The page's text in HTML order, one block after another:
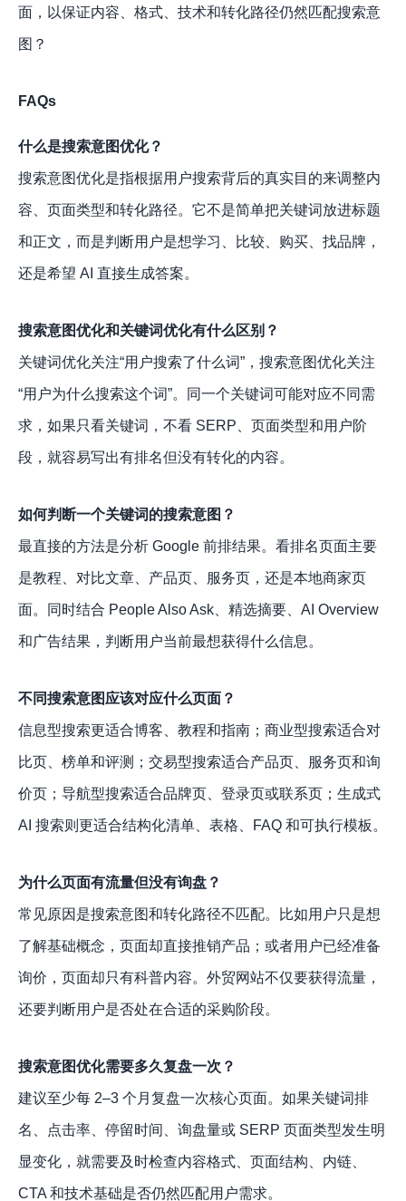
面，以保证内容、格式、技术和转化路径仍然匹配搜索意
图？
FAQs
什么是搜索意图优化？
搜索意图优化是指根据用户搜索背后的真实目的来调整内
容、页面类型和转化路径。它不是简单把关键词放进标题
和正文，而是判断用户是想学习、比较、购买、找品牌，
还是希望 AI 直接生成答案。
搜索意图优化和关键词优化有什么区别？
关键词优化关注“用户搜索了什么词”，搜索意图优化关注
“用户为什么搜索这个词”。同一个关键词可能对应不同需
求，如果只看关键词，不看 SERP、页面类型和用户阶
段，就容易写出有排名但没有转化的内容。
如何判断一个关键词的搜索意图？
最直接的方法是分析 Google 前排结果。看排名页面主要
是教程、对比文章、产品页、服务页，还是本地商家页
面。同时结合 People Also Ask、精选摘要、AI Overview
和广告结果，判断用户当前最想获得什么信息。
不同搜索意图应该对应什么页面？
信息型搜索更适合博客、教程和指南；商业型搜索适合对
比页、榜单和评测；交易型搜索适合产品页、服务页和询
价页；导航型搜索适合品牌页、登录页或联系页；生成式
AI 搜索则更适合结构化清单、表格、FAQ 和可执行模板。
为什么页面有流量但没有询盘？
常见原因是搜索意图和转化路径不匹配。比如用户只是想
了解基础概念，页面却直接推销产品；或者用户已经准备
询价，页面却只有科普内容。外贸网站不仅要获得流量，
还要判断用户是否处在合适的采购阶段。
搜索意图优化需要多久复盘一次？
建议至少每 2–3 个月复盘一次核心页面。如果关键词排
名、点击率、停留时间、询盘量或 SERP 页面类型发生明
显变化，就需要及时检查内容格式、页面结构、内链、
CTA 和技术基础是否仍然匹配用户需求。